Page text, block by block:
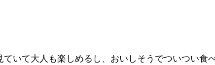
いて大人も楽しめるし、おいしそうでついつい食